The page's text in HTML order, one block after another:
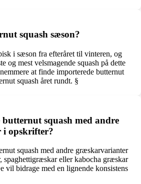
squash sæson?
i sæson fra efteråret til vinteren, og
og mest velsmagende squash på dette
at finde importerede butternut
squash året rundt. §
squash med andre
opskrifter?
squash med andre græskarvarianter
spaghettigræskar eller kabocha græskar
vil bidrage med en lignende konsistens